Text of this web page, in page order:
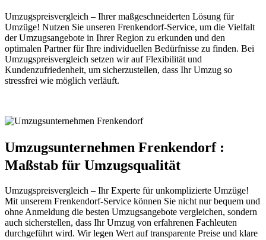
Umzugspreisvergleich – Ihrer maßgeschneiderten Lösung für
Umzüge! Nutzen Sie unseren Frenkendorf-Service, um die Vielfalt
der Umzugsangebote in Ihrer Region zu erkunden und den
optimalen Partner für Ihre individuellen Bedürfnisse zu finden. Bei
Umzugspreisvergleich setzen wir auf Flexibilität und
Kundenzufriedenheit, um sicherzustellen, dass Ihr Umzug so
stressfrei wie möglich verläuft.
Umzugsunternehmen Frenkendorf :
Maßstab für Umzugsqualität
Umzugspreisvergleich – Ihr Experte für unkomplizierte Umzüge!
Mit unserem Frenkendorf-Service können Sie nicht nur bequem und
ohne Anmeldung die besten Umzugsangebote vergleichen, sondern
auch sicherstellen, dass Ihr Umzug von erfahrenen Fachleuten
durchgeführt wird. Wir legen Wert auf transparente Preise und klare